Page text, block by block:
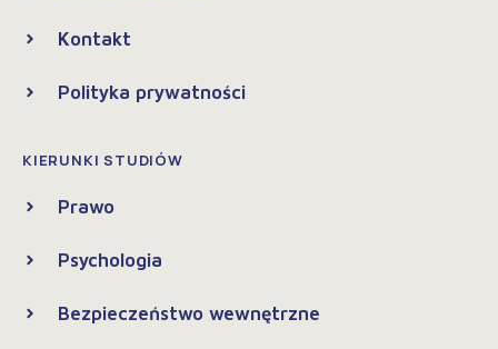
Kontakt
Polityka prywatności
KIERUNKI STUDIÓW
Prawo
Psychologia
Bezpieczeństwo wewnętrzne